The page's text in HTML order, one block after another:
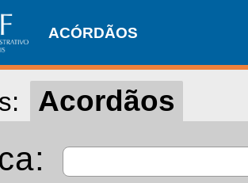
ACÓRDÃOS
Acordãos